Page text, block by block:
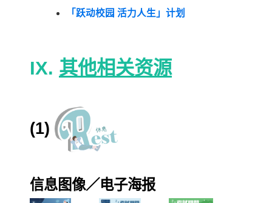
「跃动校园 活力人生」计划
IX. 其他相关资源
(1)
信息图像／电子海报